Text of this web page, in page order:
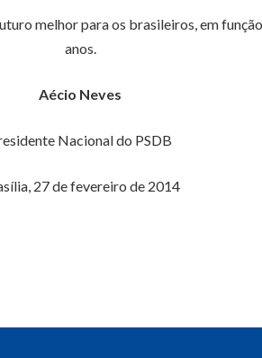
melhor para os brasileiros, em
anos.
Aécio Neves
Nacional do PSDB
27 de fevereiro de 2014